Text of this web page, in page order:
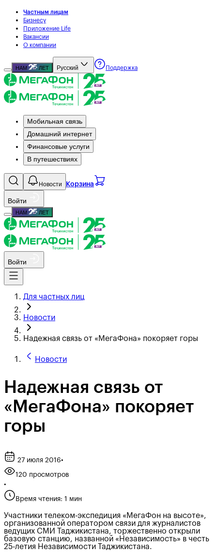
Частным лицам
Бизнесу
Приложение Life
Вакансии
О компании
НАМ ЛЕТ Русский Поддержка
Мобильная связь
Домашний интернет
Финансовые услуги
В путешествиях
Новости Корзина
Войти
НАМ ЛЕТ
Войти
Для частных лиц
Новости
Надежная связь от «МегаФона» покоряет горы
Новости
Надежная связь от
«МегаФона» покоряет
горы
27 июля 2016•
120 просмотров
•
Время чтения: 1 мин
Участники телеком-экспедиция «МегаФон на высоте»,
организованной оператором связи для журналистов
ведущих СМИ Таджикистана, торжественно открыли
базовую станцию, названной «Независимость» в честь
25-летия Независимости Таджикистана.